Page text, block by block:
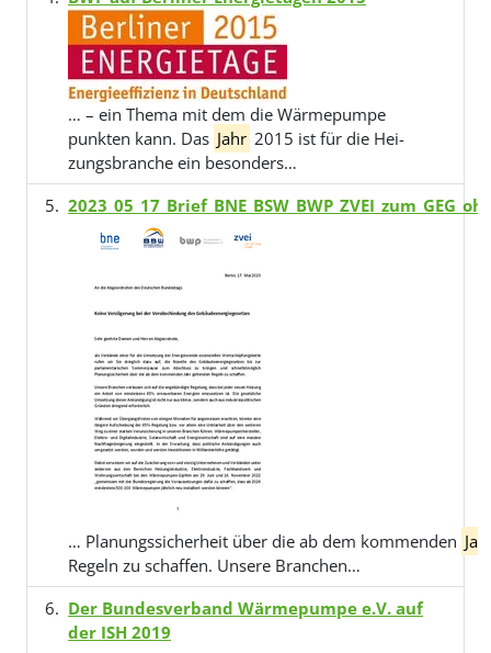
… – ein Thema mit dem die Wärmepumpe
punkten kann. Das Jahr 2015 ist für die Hei-
zungsbranche ein besonders…
… Planungssicherheit über die ab dem kommenden
Regeln zu schaffen. Unsere Branchen…
Der Bundesverband Wärmepumpe e.V. auf
der ISH 2019